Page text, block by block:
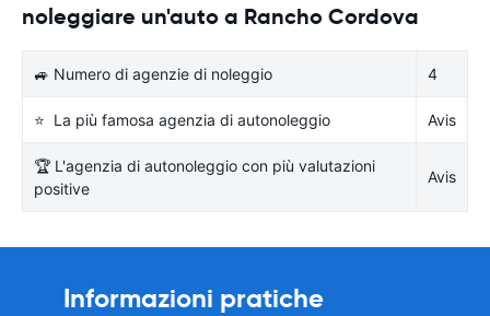
noleggiare un'auto a Rancho Cordova
🚙 Numero di agenzie di noleggio 4
⭐ La più famosa agenzia di autonoleggio Avis
🏆 L'agenzia di autonoleggio con più valutazioni
positive
Avis
Informazioni pratiche